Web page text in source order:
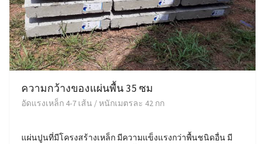
ความกว้างของแผ่นพื้น 35 ซม
อัดแรงเหล็ก 4-7 เส้น / หนักเมตรละ 42 กก
แผ่นปูนที่มีโครงสร้างเหล็ก มีความแข็งแรงกว่าพื้นชนิดอื่น มี